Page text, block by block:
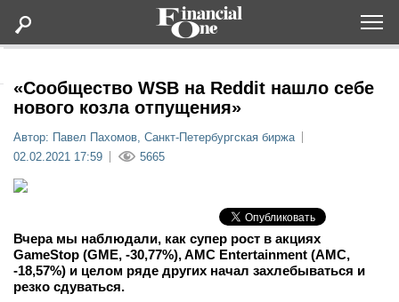
Статьи
Мероприятия
«Сообщество WSB на Reddit нашло себе
нового козла отпущения»
Автор: Павел Пахомов, Санкт-Петербургская биржа
02.02.2021 17:59
5665
Вчера мы наблюдали, как супер рост в акциях
GameStop (GME, -30,77%), AMC Entertainment (AMC,
-18,57%) и целом ряде других начал захлебываться и
резко сдуваться.